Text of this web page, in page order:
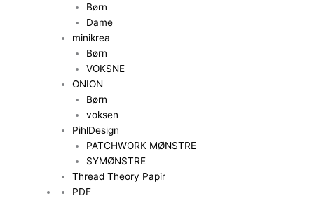
Børn
Dame
minikrea
Børn
VOKSNE
ONION
Børn
voksen
PihlDesign
PATCHWORK MØNSTRE
SYMØNSTRE
Thread Theory Papir
PDF